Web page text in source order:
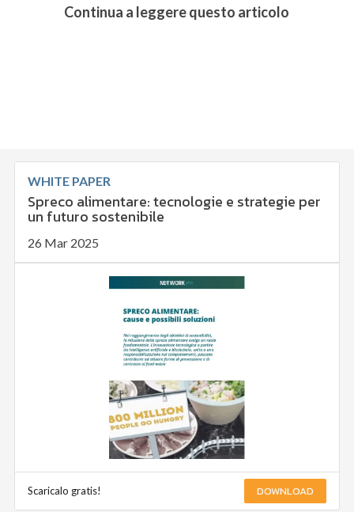
Continua a leggere questo articolo
WHITE PAPER
Spreco alimentare: tecnologie e strategie per
un futuro sostenibile
26 Mar 2025
Scaricalo gratis! DOWNLOAD